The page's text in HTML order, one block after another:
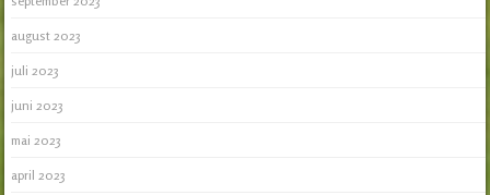
august 2023
juli 2023
juni 2023
mai 2023
april 2023